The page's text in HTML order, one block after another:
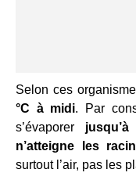
Selon ces
°C à midi. Par
s’évaporer
n’atteigne les
surtout l’air, pas les